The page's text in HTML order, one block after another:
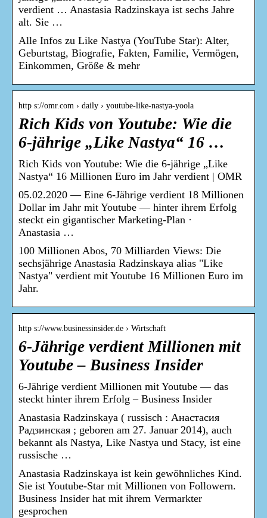
verdient … Anastasia Radzinskaya ist sechs Jahre
alt. Sie …
Alle Infos zu Like Nastya (YouTube Star): Alter,
Geburtstag, Biografie, Fakten, Familie, Vermögen,
Einkommen, Größe & mehr
http s://omr.com › daily › youtube-like-nastya-yoola
Rich Kids von Youtube: Wie die
6-jährige „Like Nastya“ 16 …
Rich Kids von Youtube: Wie die 6-jährige „Like
Nastya“ 16 Millionen Euro im Jahr verdient | OMR
05.02.2020 — Eine 6-Jährige verdient 18 Millionen
Dollar im Jahr mit Youtube — hinter ihrem Erfolg
steckt ein gigantischer Marketing-Plan ·
Anastasia …
100 Millionen Abos, 70 Milliarden Views: Die
sechsjährige Anastasia Radzinskaya alias "Like
Nastya" verdient mit Youtube 16 Millionen Euro im
Jahr.
http s://www.businessinsider.de › Wirtschaft
6-Jährige verdient Millionen mit
Youtube – Business Insider
6-Jährige verdient Millionen mit Youtube — das
steckt hinter ihrem Erfolg – Business Insider
Anastasia Radzinskaya ( russisch : Анастасия
Радзинская ; geboren am 27. Januar 2014), auch
bekannt als Nastya, Like Nastya und Stacy, ist eine
russische …
Anastasia Radzinskaya ist kein gewöhnliches Kind.
Sie ist Youtube-Star mit Millionen von Followern.
Business Insider hat mit ihrem Vermarkter
gesprochen